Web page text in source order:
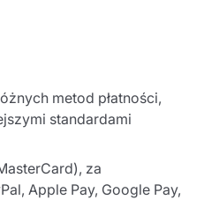
metod płatności,
standardami
za
Apple Pay, Google Pay,